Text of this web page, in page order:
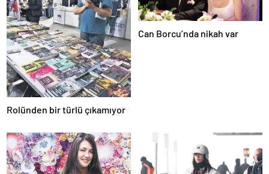
Rolünden bir türlü çıkamıyor
Can Borcu’nda nikah var